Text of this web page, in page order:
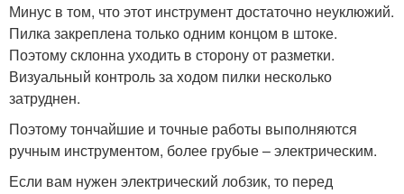
Минус в том, что этот инструмент достаточно неуклюжий.
Пилка закреплена только одним концом в штоке.
Поэтому склонна уходить в сторону от разметки.
Визуальный контроль за ходом пилки несколько
затруднен.
Поэтому тончайшие и точные работы выполняются
ручным инструментом, более грубые – электрическим.
Если вам нужен электрический лобзик, то перед